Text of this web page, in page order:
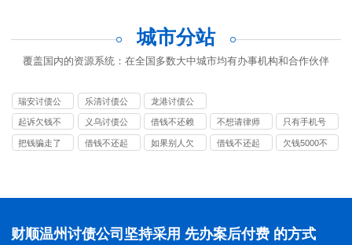
城市分站
覆盖国内的资源系统：在全国多数大中城市均有办事机构和合作伙伴
瑞安讨债公
司
乐清讨债公
司
龙港讨债公
司
起诉欠钱不
还多少钱立
义乌讨债公
司
借钱不还赖
账怎么办
不想请律师
可以自己去
只有手机号
能起诉别人
把钱骗走了
借钱不还起
如果别人欠
借钱不还起
欠钱5000不
财顺温州讨债公司坚持采用 先办案后付费 的方式